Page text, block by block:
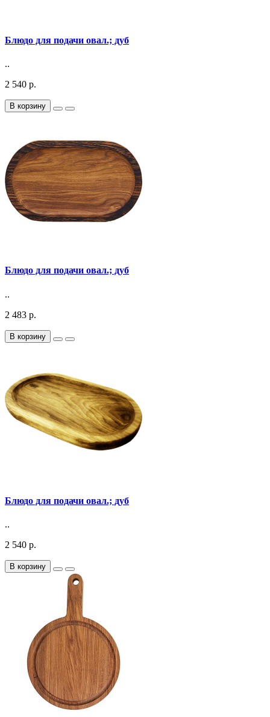
Блюдо для подачи овал.; дуб
..
2 540 р.
В корзину
Блюдо для подачи овал.; дуб
..
2 483 р.
В корзину
Блюдо для подачи овал.; дуб
..
2 540 р.
В корзину